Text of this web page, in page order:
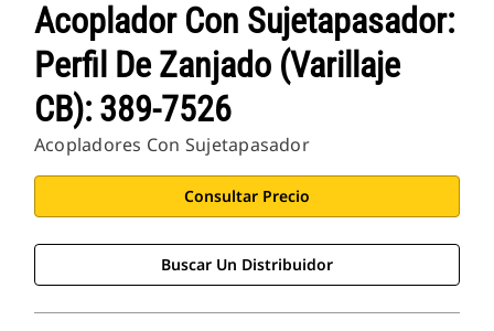
Acoplador Con Sujetapasador:
Perfil De Zanjado (Varillaje
CB): 389-7526
Acopladores Con Sujetapasador
Consultar Precio
Buscar Un Distribuidor